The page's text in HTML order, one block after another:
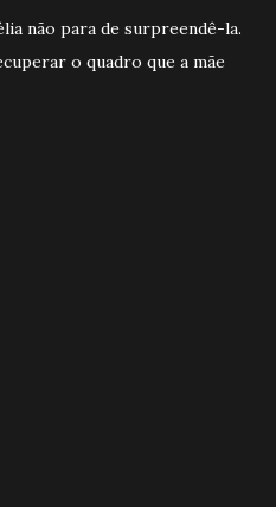
não para de surpreendê-la.
o quadro que a mãe